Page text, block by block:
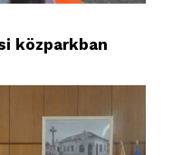
közparkban